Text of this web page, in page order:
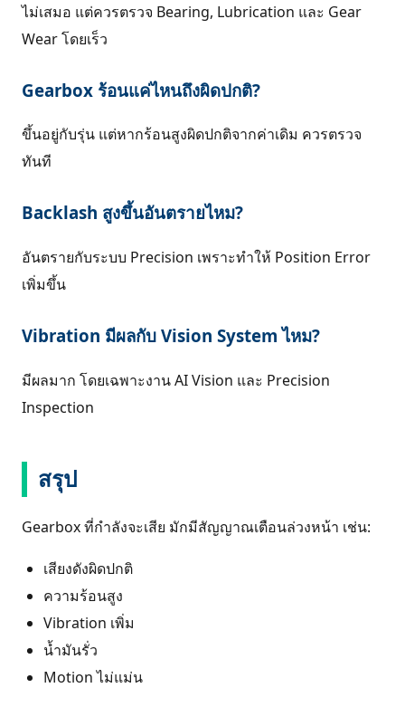
ไม่เสมอ แต่ควรตรวจ Bearing, Lubrication และ Gear
Wear โดยเร็ว
Gearbox ร้อนแค่ไหนถึงผิดปกติ?
ขึ้นอยู่กับรุ่น แต่หากร้อนสูงผิดปกติจากค่าเดิม ควรตรวจ
ทันที
Backlash สูงขึ้นอันตรายไหม?
อันตรายกับระบบ Precision เพราะทำให้ Position Error
เพิ่มขึ้น
Vibration มีผลกับ Vision System ไหม?
มีผลมาก โดยเฉพาะงาน AI Vision และ Precision
Inspection
สรุป
Gearbox ที่กำลังจะเสีย มักมีสัญญาณเตือนล่วงหน้า เช่น:
เสียงดังผิดปกติ
ความร้อนสูง
Vibration เพิ่ม
น้ำมันรั่ว
Motion ไม่แม่น